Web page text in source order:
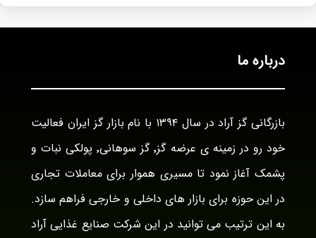
درباره ما
بازرگانی گز آراد در سال ۱۳۹۴ با نام بازار گز ایران فعالیت
خود رو در زمینه ی عرضه گز٬ گز سوهانی٬ پولکی نبات و
پشمک آغاز نمود تا مسیری هموار برای معاملات تجاری
در این حوزه برای بازار های داخلی و خارجی فراهم سازد.
به این ترتیب می توانید در این شرکت صنایع غذایی آراد